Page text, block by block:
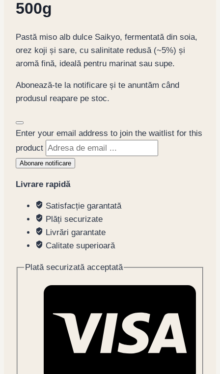
500g
Pastă miso alb dulce Saikyo, fermentată din soia,
orez koji și sare, cu salinitate redusă (~5%) și
aromă fină, ideală pentru marinat sau supe.
Abonează-te la notificare și te anuntăm când
produsul reapare pe stoc.
Dismiss
notification
Enter your email address to join the waitlist for this
product
Abonare notificare
Livrare rapidă
Satisfacție garantată
Plăți securizate
Livrări garantate
Calitate superioară
Plată securizată acceptată